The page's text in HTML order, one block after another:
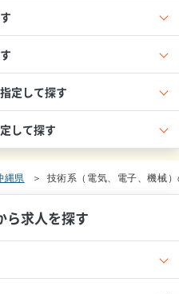
定して探す
して探す
縄県 技術系（電気、電子、機械
ら求人を探す